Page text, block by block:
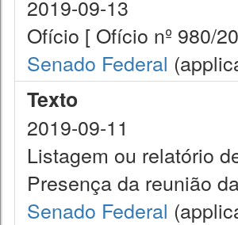
2019-09-13
Ofício [ Ofício nº 980/
Senado Federal
Texto
2019-09-11
Listagem ou relatório
Presença da reunião
Senado Federal